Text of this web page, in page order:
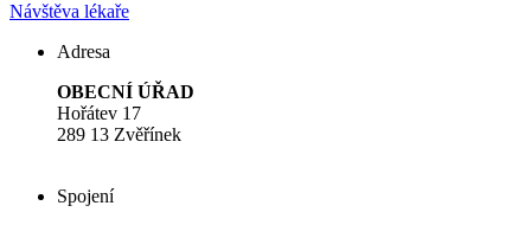
Návštěva lékaře
Adresa
OBECNÍ ÚŘAD
Hořátev 17
289 13 Zvěřínek
Spojení